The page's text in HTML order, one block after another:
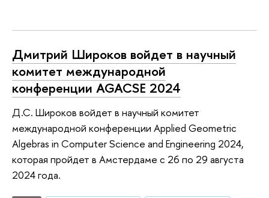
Дмитрий Широков войдет в научный
комитет международной
конференции AGACSE 2024
Д.С. Широков войдет в научный комитет
международной конференции Applied Geometric
Algebras in Computer Science and Engineering 2024,
которая пройдет в Амстердаме с 26 по 29 августа
2024 года.